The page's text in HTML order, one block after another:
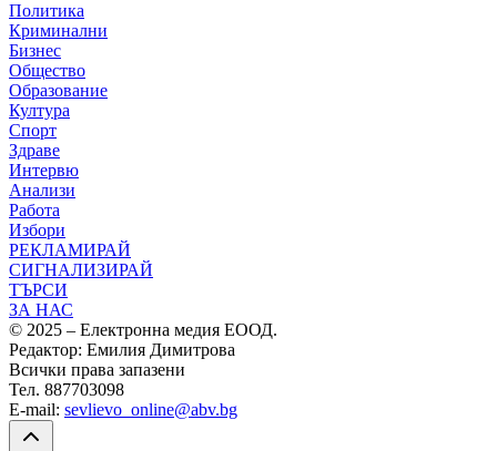
Политика
Криминални
Бизнес
Общество
Образование
Култура
Спорт
Здраве
Интервю
Анализи
Работа
Избори
РЕКЛАМИРАЙ
СИГНАЛИЗИРАЙ
ТЪРСИ
ЗА НАС
© 2025 – Електронна медия ЕООД.
Редактор: Емилия Димитрова
Всички права запазени
Тел. 887703098
E-mail: sevlievo_online@abv.bg